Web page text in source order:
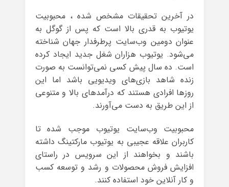
در آخرین تحقیقات مشخص شده ، محبوبیت
یوتیوب به قدری بالا است که پس از گوگل به
عنوان دومین وب‌سایت پرطرفدار جهان شناخته
می‌شود. یوتیوب هزاران شغل جدید ایجاد کرده
است. ده سال پیش کسی نمی‌توانست به صورت
زنده شاهد بازی‌های ویدیویی باشد اما این
روزها افرادی هستند که درآمدهای بالا و متنوعی
از این طریق به دست می‌آورند.
محبوبیت وب‌سایت یوتیوب موجب شده تا
کاربران علاقه عجیبی به یوتیوب مارکتینگ داشته
باشند و بخواهند از این سرویس در راستای
افزایش فروش محصولات و رشد و توسعه کسب
و کار آنلاین خود استفاده کنند.